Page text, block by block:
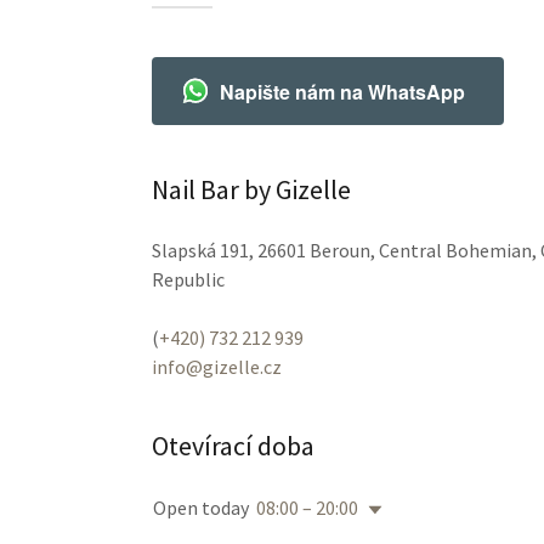
Napište nám na WhatsApp
Nail Bar by Gizelle
Slapská 191, 26601 Beroun, Central Bohemian,
Republic
(+420) 732 212 939
info@gizelle.cz
Otevírací doba
Open today 08:00 – 20:00